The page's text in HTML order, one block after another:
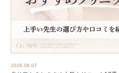
2026.08.07